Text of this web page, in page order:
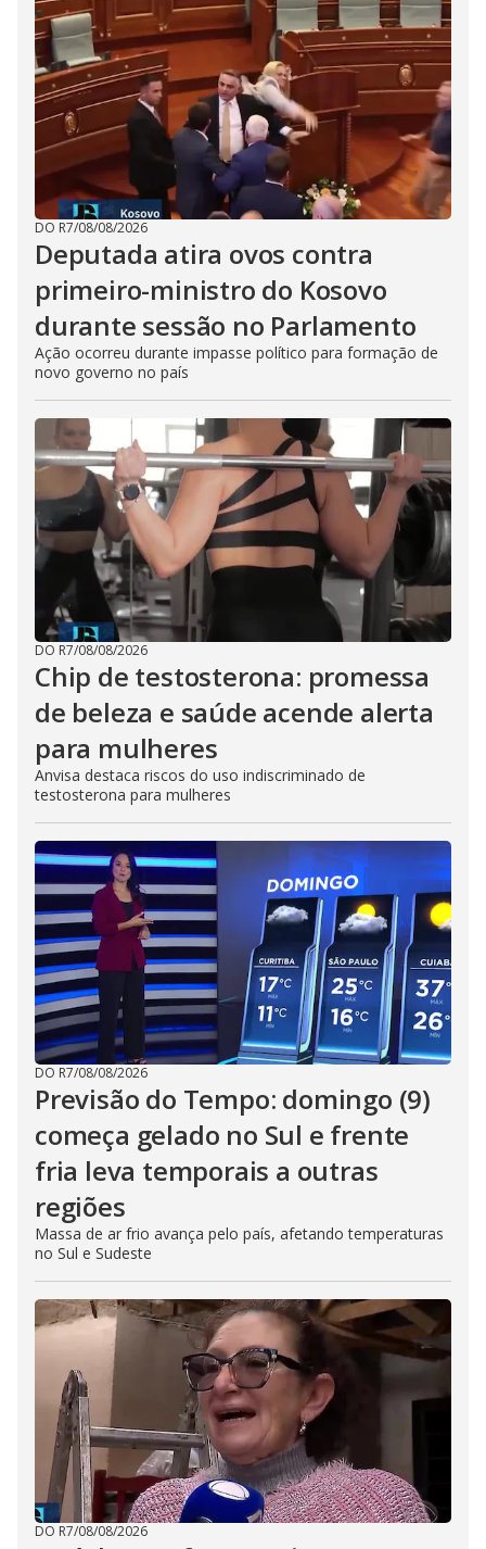
DO R7/08/08/2026
Deputada atira ovos contra
primeiro-ministro do Kosovo
durante sessão no Parlamento
Ação ocorreu durante impasse político para formação de
novo governo no país
DO R7/08/08/2026
Chip de testosterona: promessa
de beleza e saúde acende alerta
para mulheres
Anvisa destaca riscos do uso indiscriminado de
testosterona para mulheres
DO R7/08/08/2026
Previsão do Tempo: domingo (9)
começa gelado no Sul e frente
fria leva temporais a outras
regiões
Massa de ar frio avança pelo país, afetando temperaturas
no Sul e Sudeste
DO R7/08/08/2026